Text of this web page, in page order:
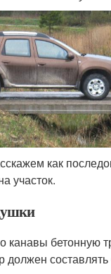
как
участок.
канавы бетонную
должен